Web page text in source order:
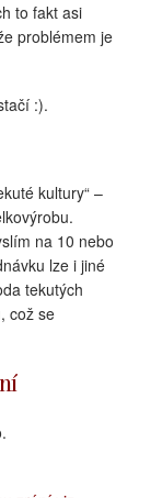
to fakt asi
problémem je
:).
kultury“ –
na 10 nebo
lze i jiné
tekutých
což se